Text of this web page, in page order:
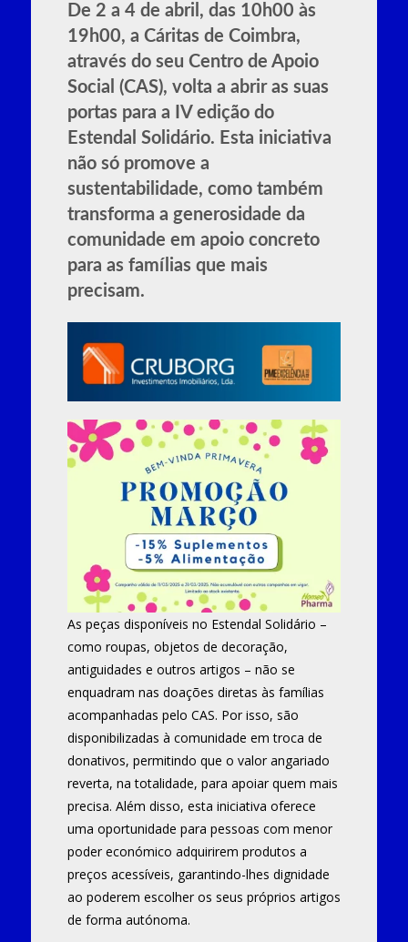
De 2 a 4 de abril, das 10h00 às
19h00, a Cáritas de Coimbra,
através do seu Centro de Apoio
Social (CAS), volta a abrir as suas
portas para a IV edição do
Estendal Solidário. Esta iniciativa
não só promove a
sustentabilidade, como também
transforma a generosidade da
comunidade em apoio concreto
para as famílias que mais
precisam.
As peças disponíveis no Estendal Solidário –
como roupas, objetos de decoração,
antiguidades e outros artigos – não se
enquadram nas doações diretas às famílias
acompanhadas pelo CAS. Por isso, são
disponibilizadas à comunidade em troca de
donativos, permitindo que o valor angariado
reverta, na totalidade, para apoiar quem mais
precisa. Além disso, esta iniciativa oferece
uma oportunidade para pessoas com menor
poder económico adquirirem produtos a
preços acessíveis, garantindo-lhes dignidade
ao poderem escolher os seus próprios artigos
de forma autónoma.